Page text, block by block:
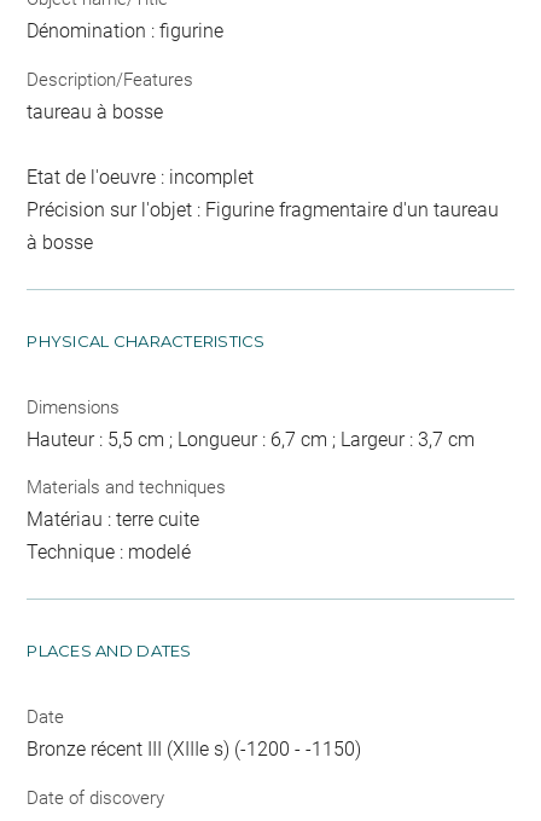
Dénomination : figurine
Description/Features
taureau à bosse
Etat de l'oeuvre : incomplet
Précision sur l'objet : Figurine fragmentaire d'un taureau
à bosse
PHYSICAL CHARACTERISTICS
Dimensions
Hauteur : 5,5 cm ; Longueur : 6,7 cm ; Largeur : 3,7 cm
Materials and techniques
Matériau : terre cuite
Technique : modelé
PLACES AND DATES
Date
Bronze récent III (XIIIe s) (-1200 - -1150)
Date of discovery